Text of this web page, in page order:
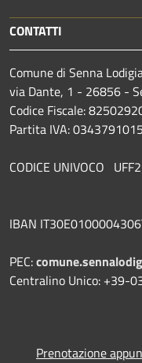
CONTATTI
Comune di Senna
via Dante, 1 - 26856 -
Codice Fiscale:
Partita IVA:
CODICE UNIVOCO
IBAN
PEC:
Centralino Unico: +39-
Prenotazione